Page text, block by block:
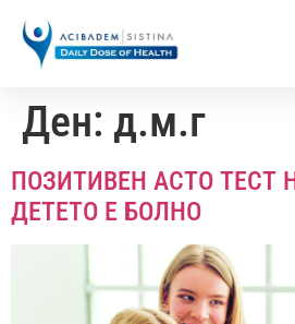
Ден: д.м.г
ПОЗИТИВЕН АСТО ТЕСТ
ДЕТЕТО Е БОЛНО